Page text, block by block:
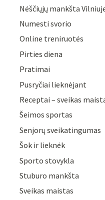
Nėščiųjų mankšta
Numesti svorio
Online treniruotės
Pirties diena
Pratimai
Pusryčiai lieknėjant
Receptai – sveikas
Šeimos sportas
Senjorų sveikatingumas
Šok ir lieknėk
Sporto stovykla
Stuburo mankšta
Sveikas maistas